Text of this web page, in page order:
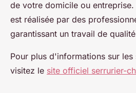
de votre domicile ou
est réalisée par des
garantissant un travail de
Pour plus d'informations sur
visitez le site officiel serrurier-